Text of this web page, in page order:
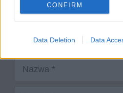
CONFIRM
Data Deletion Data